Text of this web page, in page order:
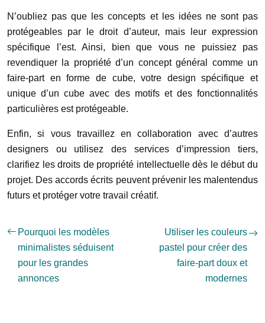
N’oubliez pas que les concepts et les idées ne sont pas
protégeables par le droit d’auteur, mais leur expression
spécifique l’est. Ainsi, bien que vous ne puissiez pas
revendiquer la propriété d’un concept général comme un
faire-part en forme de cube, votre design spécifique et
unique d’un cube avec des motifs et des fonctionnalités
particulières est protégeable.
Enfin, si vous travaillez en collaboration avec d’autres
designers ou utilisez des services d’impression tiers,
clarifiez les droits de propriété intellectuelle dès le début du
projet. Des accords écrits peuvent prévenir les malentendus
futurs et protéger votre travail créatif.
Pourquoi les modèles
minimalistes séduisent
pour les grandes
annonces
Utiliser les couleurs
pastel pour créer des
faire-part doux et
modernes